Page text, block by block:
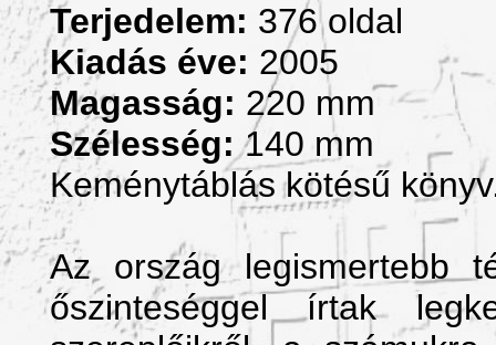
Terjedelem: 376 oldal
Kiadás éve: 2005
Magasság: 220 mm
Szélesség:140 mm
Keménytáblás kötésű
Az ország legismertebb
őszinteséggel írtak